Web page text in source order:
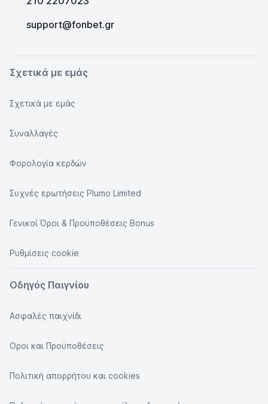
support@fonbet.gr
Σχετικά με εμάς
Σχετικά με εμάς
Συναλλαγές
Φορολογία κερδών
Συχνές ερωτήσεις Plumo Limited
Γενικοί Όροι & Προϋποθέσεις Bonus
Ρυθμίσεις cookie
Οδηγός Παιγνίου
Ασφαλές παιχνίδι
Οροι και Προϋποθέσεις
Πολιτική απορρήτου και cookies